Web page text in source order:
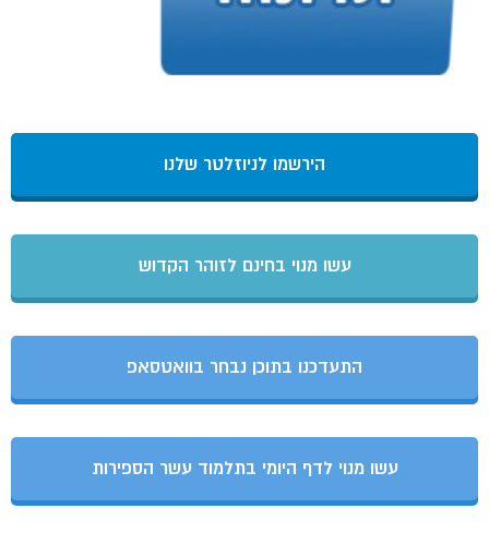
הירשמו לניוזלטר שלנו
עשו מנוי בחינם לזוהר הקדוש
התעדכנו בתוכן נבחר בוואטסאפ
עשו מנוי לדף היומי בתלמוד עשר הספירות